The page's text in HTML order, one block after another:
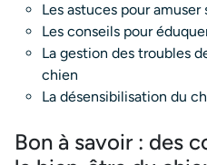
Les astuces pour amuser
Les conseils pour
La gestion des troubles
chien
La désensibilisation du
Bon à savoir : des